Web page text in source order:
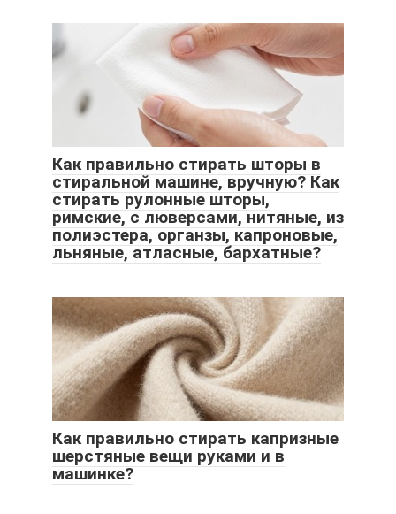
Как правильно стирать шторы в
стиральной машине, вручную? Как
стирать рулонные шторы,
римские, с люверсами, нитяные, из
полиэстера, органзы, капроновые,
льняные, атласные, бархатные?
Как правильно стирать капризные
шерстяные вещи руками и в
машинке?